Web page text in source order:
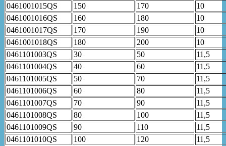
0461001015QS
150 170
10
0461001016QS
160 180
10
0461001017QS
170 190
10
0461001018QS
180 200
10
0461101003QS
30 50
11,5
0461101004QS
40 60
11,5
0461101005QS
50 70
11,5
0461101006QS
60 80
11,5
0461101007QS
70 90
11,5
0461101008QS
80 100
11,5
0461101009QS
90 110
11,5
0461101010QS
100 120
11,5